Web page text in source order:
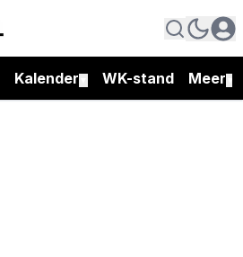
Kalender WK-stand Meer